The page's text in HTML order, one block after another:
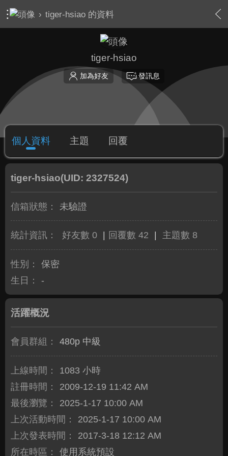
› tiger-hsiao 的資料
tiger-hsiao
加為好友 發訊息
個人資料 主題 回覆
tiger-hsiao(UID: 2327524)
信箱狀態： 未驗證
統計資訊： 好友數 0 回覆數 42 主題數 8
性別：
保密
生日：
-
活躍概況
會員群組： 480p 中級
上線時間：
1083 小時
註冊時間：
2009-12-19 11:42 AM
最後瀏覽：
2025-1-17 10:00 AM
上次活動時間：
2025-1-17 10:00 AM
上次發表時間：
2017-3-18 12:12 AM
所在時區：
使用系統預設